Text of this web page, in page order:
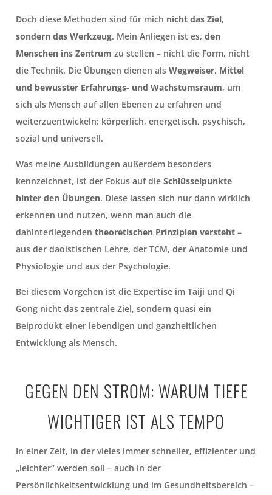
Doch diese Methoden sind für mich nicht das Ziel,
sondern das Werkzeug. Mein Anliegen ist es,den
Menschen ins Zentrum zu stellen – nicht die Form, nicht
die Technik. Die Übungen dienen alsWegweiser, Mittel
und bewusster Erfahrungs- und Wachstumsraum, um
sich als Mensch auf allen Ebenen zu erfahren und
weiterzuentwickeln: körperlich, energetisch, psychisch,
sozial und universell.
Was meine Ausbildungen außerdem besonders
kennzeichnet, ist der Fokus auf dieSchlüsselpunkte
hinter den Übungen. Diese lassen sich nur dann wirklich
erkennen und nutzen, wenn man auch die
dahinterliegendentheoretischen Prinzipien versteht –
aus der daoistischen Lehre, der TCM, der Anatomie und
Physiologie und aus der Psychologie.
Bei diesem Vorgehen ist die Expertise im Taiji und Qi
Gong nicht das zentrale Ziel, sondern quasi ein
Beiprodukt einer lebendigen und ganzheitlichen
Entwicklung als Mensch.
GEGEN DEN STROM: WARUM TIEFE
WICHTIGER IST ALS TEMPO
In einer Zeit, in der vieles immer schneller, effizienter und
„leichter“ werden soll – auch in der
Persönlichkeitsentwicklung und im Gesundheitsbereich –